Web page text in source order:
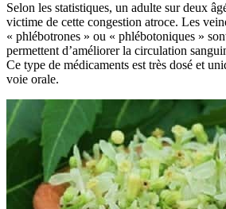
Selon les statistiques, un adulte sur deux
victime de cette congestion atroce. Les
« phlébotrones » ou « phlébotoniques »
permettent d’améliorer la circulation
Ce type de médicaments est très dosé et
voie orale.